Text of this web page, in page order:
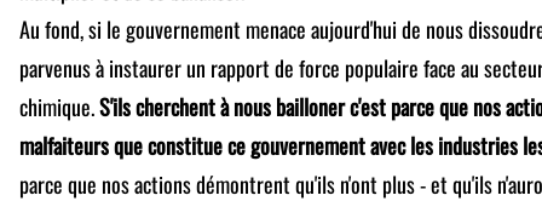
Au fond, si le gouvernement menace aujourd'hui de nous
parvenus à instaurer un rapport de force populaire face au
chimique.S'ils cherchent à nous bailloner c'est parce que nos
malfaiteurs que constitue ce gouvernement avec les industries
parce que nos actions démontrent qu'ils n'ont plus - et qu'ils